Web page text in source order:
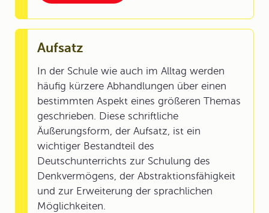
Aufsatz
In der Schule wie auch im Alltag werden
häufig kürzere Abhandlungen über einen
bestimmten Aspekt eines größeren Themas
geschrieben. Diese schriftliche
Äußerungsform, der Aufsatz, ist ein
wichtiger Bestandteil des
Deutschunterrichts zur Schulung des
Denkvermögens, der Abstraktionsfähigkeit
und zur Erweiterung der sprachlichen
Möglichkeiten.